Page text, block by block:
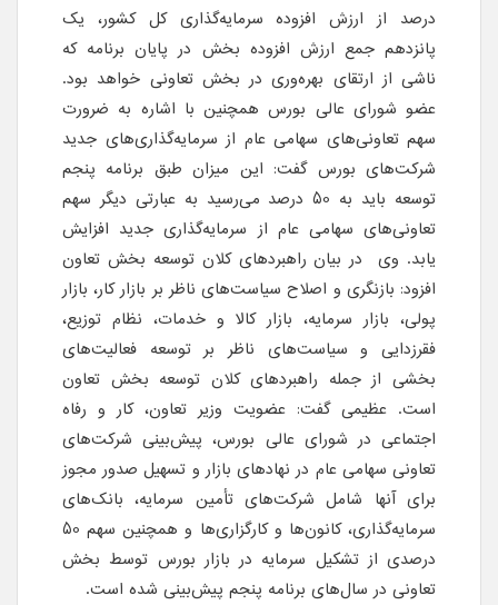
درصد از ارزش افزوده سرمایه‌گذاری کل کشور، یک
پانزدهم جمع ارزش افزوده بخش در پایان برنامه که
ناشی از ارتقای بهره‌وری در بخش تعاونی خواهد بود.
عضو شورای عالی بورس همچنین با اشاره به ضرورت
سهم تعاونی‌های سهامی عام از سرمایه‌گذاری‌های جدید
شرکت‌های بورس گفت: این میزان طبق برنامه پنجم
توسعه باید به 50 درصد می‌رسید به عبارتی دیگر سهم
تعاونی‌های سهامی عام از سرمایه‌گذاری جدید افزایش
یابد. وی در بیان راهبردهای کلان توسعه بخش تعاون
افزود: بازنگری و اصلاح سیاست‌های ناظر بر بازار کار، بازار
پولی، بازار سرمایه، بازار کالا و خدمات، نظام توزیع،
فقرزدایی و سیاست‌های ناظر بر توسعه فعالیت‌های
بخشی از جمله راهبردهای کلان توسعه بخش تعاون
است. عظیمی گفت: عضویت وزیر تعاون، کار و رفاه
اجتماعی در شورای عالی بورس، پیش‌بینی شرکت‌های
تعاونی سهامی عام در نهادهای بازار و تسهیل صدور مجوز
برای آنها شامل شرکت‌های تأمین سرمایه، بانک‌های
سرمایه‌گذاری، کانون‌ها و کارگزاری‌ها و همچنین سهم 50
درصدی از تشکیل سرمایه در بازار بورس توسط بخش
تعاونی در سال‌های برنامه پنجم پیش‌بینی شده است.